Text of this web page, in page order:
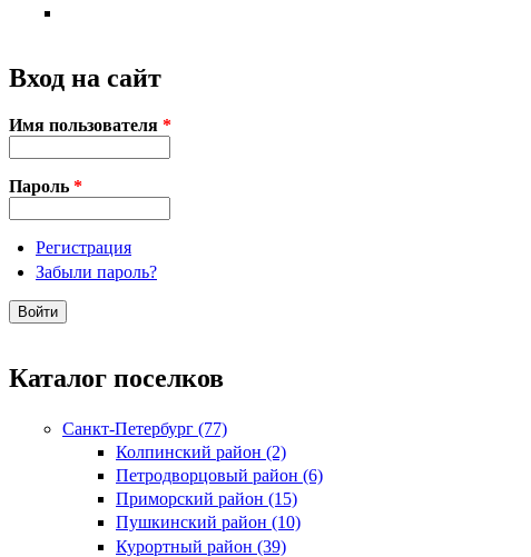
Вход на сайт
Имя пользователя *
Пароль *
Регистрация
Забыли пароль?
Каталог поселков
Санкт-Петербург (77)
Колпинский район (2)
Петродворцовый район (6)
Приморский район (15)
Пушкинский район (10)
Курортный район (39)